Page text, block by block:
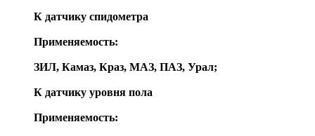
К датчику спидометра
Применяемость:
ЗИЛ, Камаз, Краз, МАЗ, ПАЗ, Урал;
К датчику уровня пола
Применяемость: